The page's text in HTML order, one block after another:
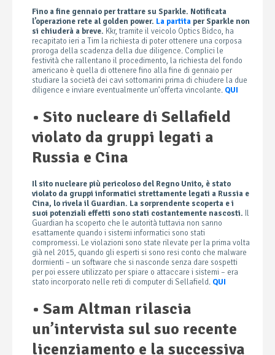
Fino a fine gennaio per trattare su Sparkle. Notificata
l’operazione rete al golden power. La partita per Sparkle non
si chiuderà a breve. Kkr, tramite il veicolo Optics Bidco, ha
recapitato ieri a Tim la richiesta di poter ottenere una corposa
proroga della scadenza della due diligence. Complici le
festività che rallentano il procedimento, la richiesta del fondo
americano è quella di ottenere fino alla fine di gennaio per
studiare la società dei cavi sottomarini prima di chiudere la due
diligence e inviare eventualmente un’offerta vincolante. QUI
• Sito nucleare di Sellafield
violato da gruppi legati a
Russia e Cina
Il sito nucleare più pericoloso del Regno Unito, è stato
violato da gruppi informatici strettamente legati a Russia e
Cina, lo rivela il Guardian. La sorprendente scoperta e i
suoi potenziali effetti sono stati costantemente nascosti. Il
Guardian ha scoperto che le autorità tuttavia non sanno
esattamente quando i sistemi informatici sono stati
compromessi. Le violazioni sono state rilevate per la prima volta
già nel 2015, quando gli esperti si sono resi conto che malware
dormienti – un software che si nasconde senza dare sospetti
per poi essere utilizzato per spiare o attaccare i sistemi – era
stato incorporato nelle reti di computer di Sellafield. QUI
• Sam Altman rilascia
un’intervista sul suo recente
licenziamento e la successiva